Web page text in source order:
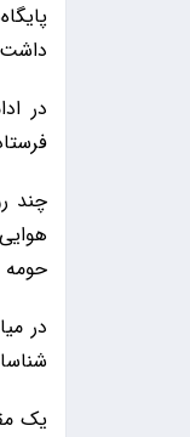
در
چند
حومه
شناسایی و
یک